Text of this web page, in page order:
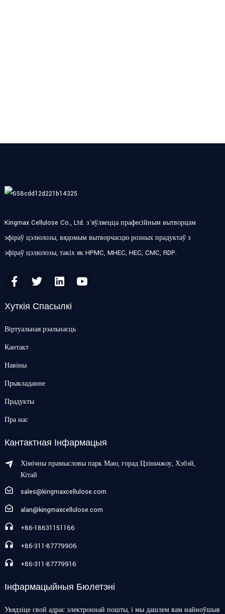
Kingmax Cellulose Co., Ltd. з'яўляецца прафесійным вытворцам
эфіраў цэлюлозы, вядомым вытворчасцю розных прадуктаў з
эфіраў цэлюлозы, такіх як HPMC, MHEC, HEC, CMC, RDP.
Хуткія Спасылкі
Віртуальная рэальнасць
Кантакт
Навіны
Прыкладанне
Прадукты
Пра нас
Кантактная Інфармацыя
Хімічны прамысловы парк Маю, горад Цзіньчжоу, Хэбэй,
Кітай
sales@kingmaxcellulose.com
alan@kingmaxcellulose.com
+86-18631151166
+86-311-87779906
+86-311-87779916
Інфармацыйныя Бюлетэні
Увядзіце свой адрас электроннай пошты, і мы дашлем вам найноўшыя